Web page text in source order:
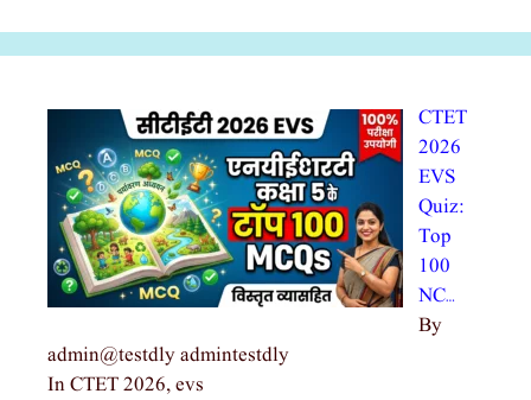
CTET
2026
EVS
Quiz:
Top
100
NC…
By
admin@testdly admintestdly
In CTET 2026, evs